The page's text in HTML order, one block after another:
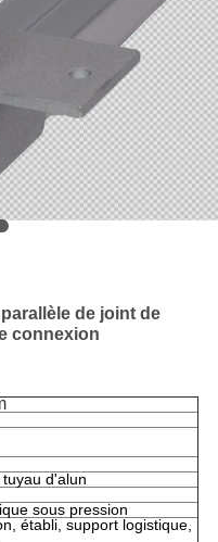
de joint de
connexion
d'alun
sous pression
établi, support logistique,